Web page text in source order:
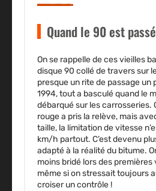
Quand le 90 est
On se rappelle de ces vieilles
disque 90 collé de travers sur
presque un rite de passage un
1994, tout a basculé quand le
débarqué sur les carrosseries.
rouge a pris la relève, mais
taille, la limitation de vitesse
km/h partout. C’est devenu
adapté à la réalité du bitume.
moins bridé lors des
même si on stressait toujours
croiser un contrôle !